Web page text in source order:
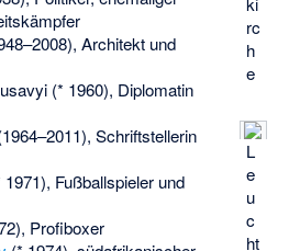
rc
h
e
L
e
u
c
ht
Architekt und
(* 1960), Diplomatin
Schriftstellerin
Fußballspieler und
Profiboxer